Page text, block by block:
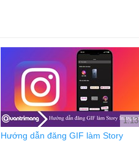
1:13
Hướng dẫn đăng GIF làm Story